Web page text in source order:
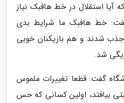
استقلال در خط هافبک نیاز
گفت: خط هافبک ما شرایط بدی
جذب شدند و هم بازیکنان خوبی
شد.
گفت: قطعا تغییرات ملموس
بیافتد، اولین کسانی که حس